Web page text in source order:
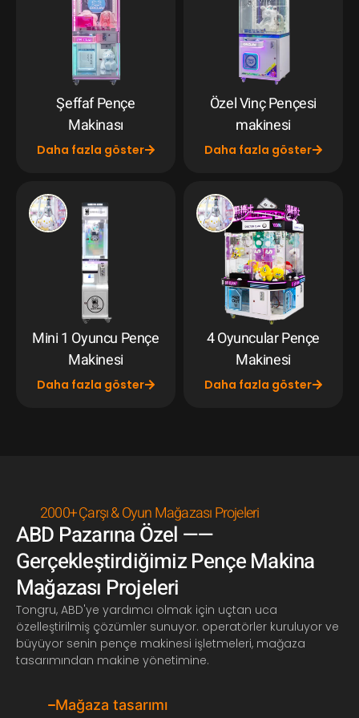
Şeffaf Pençe
Makinası
Daha fazla göster
Özel Vinç Pençesi
makinesi
Daha fazla göster
Mini 1 Oyuncu Pençe
Makinesi
Daha fazla göster
4 Oyuncular Pençe
Makinesi
Daha fazla göster
2000+ Çarşı & Oyun Mağazası Projeleri
ABD Pazarına Özel ——
Gerçekleştirdiğimiz Pençe Makina
Mağazası Projeleri
Tongru, ABD'ye yardımcı olmak için uçtan uca
özelleştirilmiş çözümler sunuyor. operatörler kuruluyor ve
büyüyor senin pençe makinesi işletmeleri, mağaza
tasarımından makine yönetimine.
Mağaza tasarımı